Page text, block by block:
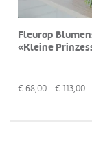
Fleurop
«Kleine
€ 68,00 - € 113,00